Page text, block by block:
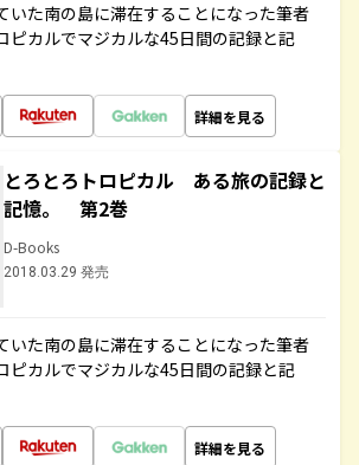
いた南の島に滞在することになった筆者
ピカルでマジカルな45日間の記録と記
詳細を見る
とろとろトロピカル ある旅の記録と
記憶。 第2巻
D-Books
2018.03.29 発売
いた南の島に滞在することになった筆者
ピカルでマジカルな45日間の記録と記
詳細を見る